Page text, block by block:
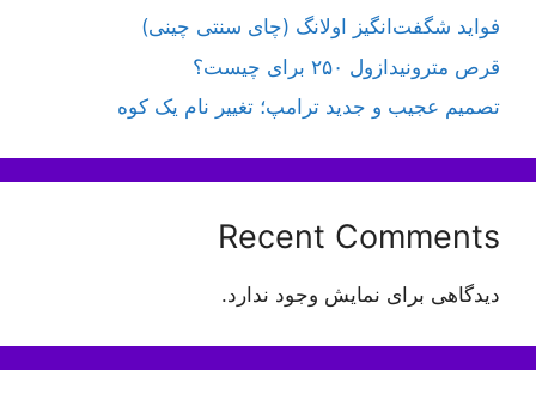
فواید شگفت‌انگیز اولانگ (چای سنتی چینی)
قرص مترونیدازول ۲۵۰ برای چیست؟
تصمیم عجیب و جدید ترامپ؛ تغییر نام یک کوه
Recent Comments
دیدگاهی برای نمایش وجود ندارد.